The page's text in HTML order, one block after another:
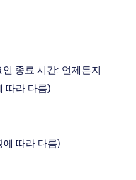
종료 시간: 언제든지
따라 다름)
에 따라 다름)